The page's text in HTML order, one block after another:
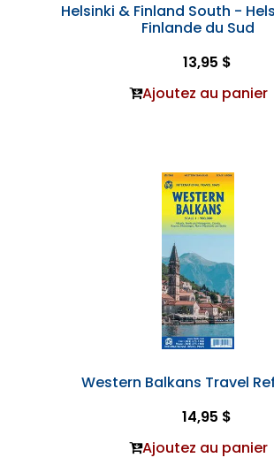
Helsinki & Finland South -
Finlande du Sud
13,95 $
Ajoutez au panier
Western Balkans Travel
14,95 $
Ajoutez au panier